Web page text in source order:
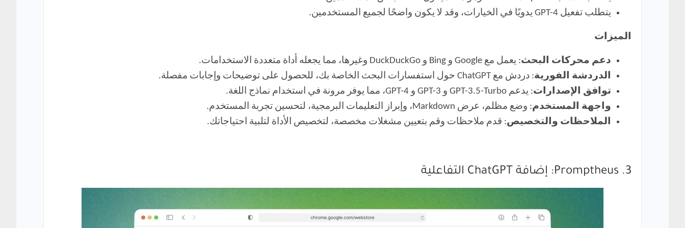
يتطلب تفعيل GPT-4 يدويًا في الخيارات، وقد لا يكون واضحًا لجميع المستخدمين.
الميزات
دعم محركات البحث: يعمل مع Google و Bing و DuckDuckGo وغيرها، مما يجعله أداة متعددة الاستخدامات.
الدردشة الفورية: دردش مع ChatGPT حول استفسارات البحث الخاصة بك، للحصول على توضيحات وإجابات مفصلة.
توافق الإصدارات: يدعم GPT-3.5-Turbo و GPT-3 و GPT-4، مما يوفر مرونة في استخدام نماذج اللغة.
واجهة المستخدم: وضع مظلم، عرض Markdown، وإبراز التعليمات البرمجية، لتحسين تجربة المستخدم.
الملاحظات والتخصيص: قدم ملاحظات وقم بتعيين مشغلات مخصصة، لتخصيص الأداة لتلبية احتياجاتك.
3. Promptheus: إضافة ChatGPT التفاعلية